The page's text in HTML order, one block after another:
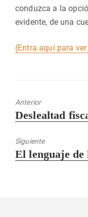
conduzca a la
evidente, de una
(Entra aquí para
Anterior
Entrada
Deslealtad
Siguiente
Entrada
El lenguaje de